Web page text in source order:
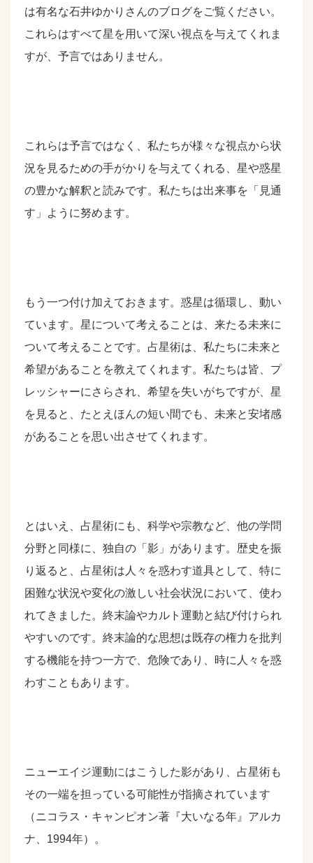
は有名な石井ゆかりさんのブログをご覧ください。
これらはすべて星を用いて深い視点を与えてくれま
すが、予言ではありません。
これらは予言ではなく、私たちが様々な視点から状
況を見るための手がかりを与えてくれる、星や惑星
の豊かな解釈と読みです。私たちは出来事を「見通
す」ように努めます。
もう一つ付け加えておきます。惑星は循環し、動い
ています。星について考えることは、来たる未来に
ついて考えることです。占星術は、私たちに未来と
希望があることを教えてくれます。私たちは皆、プ
レッシャーにさらされ、希望を失いがちですが、星
を見ると、たとえほんの短い間でも、未来と安堵感
があることを思い出させてくれます。
とはいえ、占星術にも、科学や宗教など、他の学問
分野と同様に、独自の「影」があります。歴史を振
り返ると、占星術は人々を惑わす道具として、特に
困難な状況や変化の激しい社会状況において、使わ
れてきました。終末論やカルト運動と結び付けられ
やすいのです。終末論的な思想は既存の権力を批判
する機能を持つ一方で、危険であり、時に人々を惑
わすこともあります。
ニューエイジ運動にはこうした影があり、占星術も
その一端を担っている可能性が指摘されています
（ニコラス・キャンピオン著『大いなる年』アルカ
ナ、1994年）。